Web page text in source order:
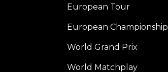
European Tour
European Championship
World Grand Prix
World Matchplay